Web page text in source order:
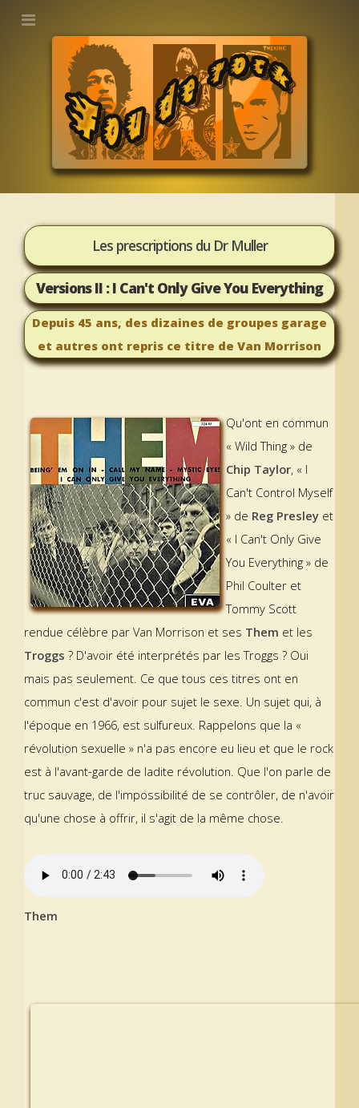
Les prescriptions du Dr Muller
Versions II : I Can't Only Give You Everything
Depuis 45 ans, des dizaines de groupes garage
et autres ont repris ce titre de Van Morrison
Qu'ont en commun
« Wild Thing » de
Chip Taylor, « I
Can't Control Myself
» de Reg Presley et
« I Can't Only Give
You Everything » de
Phil Coulter et
Tommy Scott
rendue célèbre par Van Morrison et ses Them et les
Troggs ? D'avoir été interprétés par les Troggs ? Oui
mais pas seulement. Ce que tous ces titres ont en
commun c'est d'avoir pour sujet le sexe. Un sujet qui, à
l'époque en 1966, est sulfureux. Rappelons que la «
révolution sexuelle » n'a pas encore eu lieu et que le rock
est à l'avant-garde de ladite révolution. Que l'on parle de
truc sauvage, de l'impossibilité de se contrôler, de n'avoir
qu'une chose à offrir, il s'agit de la même chose.
Them